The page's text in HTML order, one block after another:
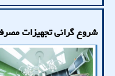
شروع گرانی تجهیزات